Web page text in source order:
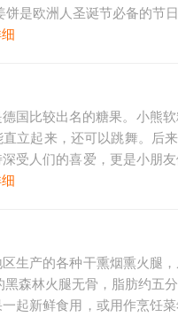
饼是欧洲人圣诞节必备的节
国比较出名的糖果。小熊
立起来，还可以跳舞。后
受人们的喜爱，更是小朋
生产的各种干熏烟熏火腿
森林火腿无骨，脂肪约五
起新鲜食用，或用作烹饪